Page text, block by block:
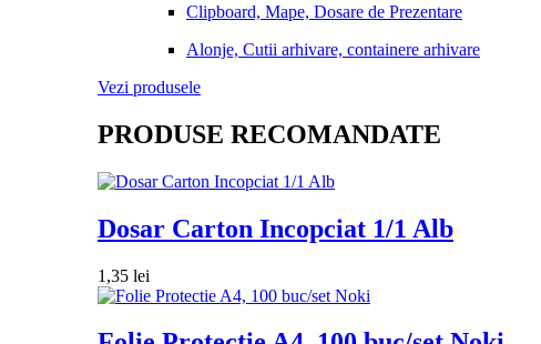
Clipboard, Mape, Dosare de Prezentare
Alonje, Cutii arhivare, containere arhivare
Vezi produsele
PRODUSE RECOMANDATE
Dosar Carton Incopciat 1/1 Alb
1,35 lei